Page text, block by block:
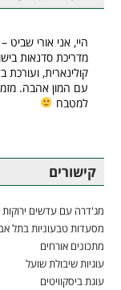
היי, אני אורי שביט
מדריכת סדנאות
קולינארית, ועורכת
עם המון אהבה.
למטבח
קישורים
מג'דרה עם עדשים ירוקות
מסעדות טבעוניות בתל
מתכונים אורחים
עוגיות שיבולת שועל
עוגת ביסקוויטים